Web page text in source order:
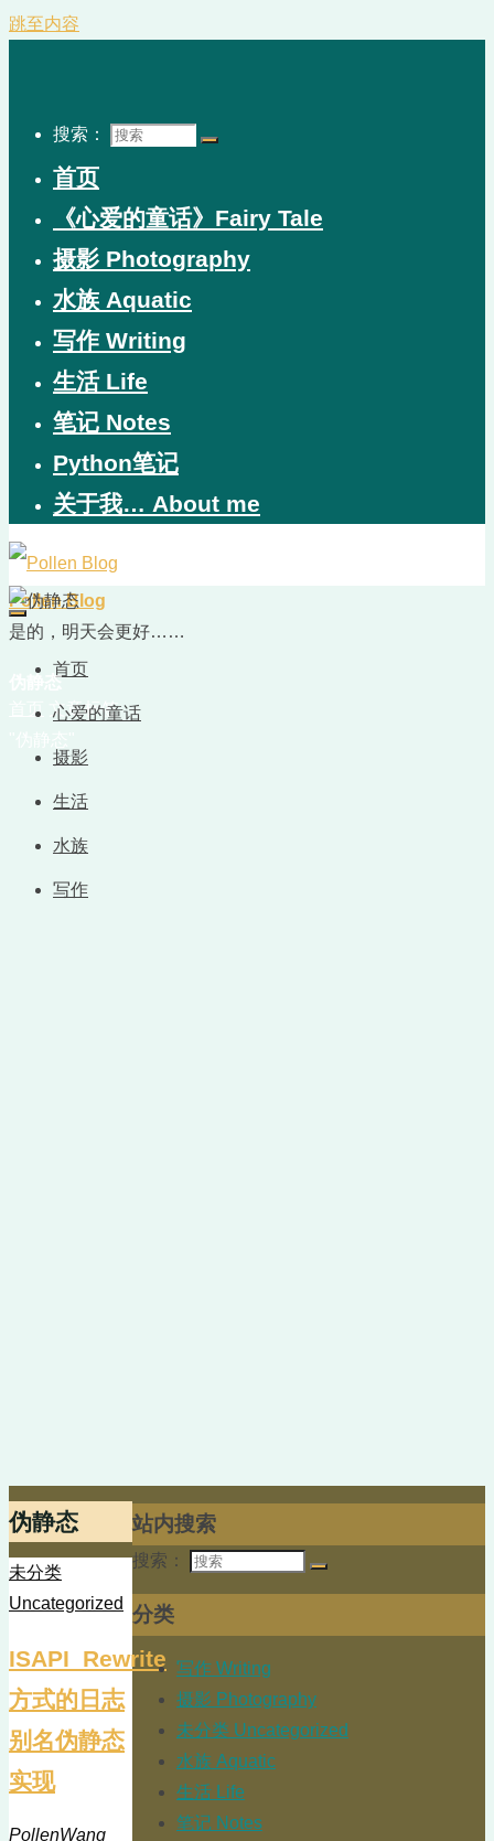
跳至内容
搜索：
首页
《心爱的童话》Fairy Tale
摄影 Photography
水族 Aquatic
写作 Writing
生活 Life
笔记 Notes
Python笔记
关于我… About me
Pollen Blog
是的，明天会更好……
首页
心爱的童话
摄影
生活
水族
写作
伪静态
首页
文章标签
伪静态
未分类
Uncategorized
ISAPI_Rewrite
方式的日志
别名伪静态
实现
PollenWang
站内搜索
搜索：
分类
写作 Writing
摄影 Photography
未分类 Uncategorized
水族 Aquatic
生活 Life
笔记 Notes